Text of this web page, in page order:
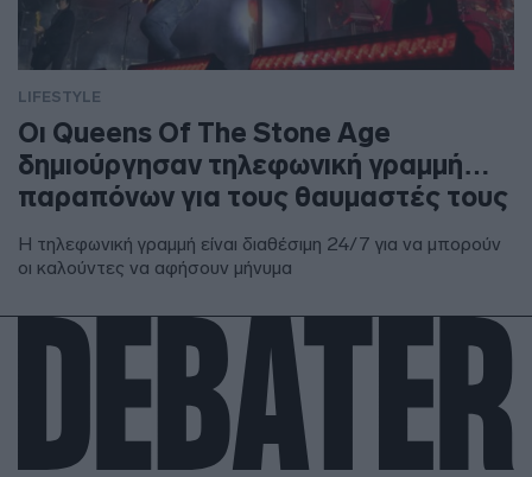
LIFESTYLE
Οι Queens Of The Stone Age
δημιούργησαν τηλεφωνική γραμμή…
παραπόνων για τους θαυμαστές τους
Η τηλεφωνική γραμμή είναι διαθέσιμη 24/7 για να μπορούν
οι καλούντες να αφήσουν μήνυμα